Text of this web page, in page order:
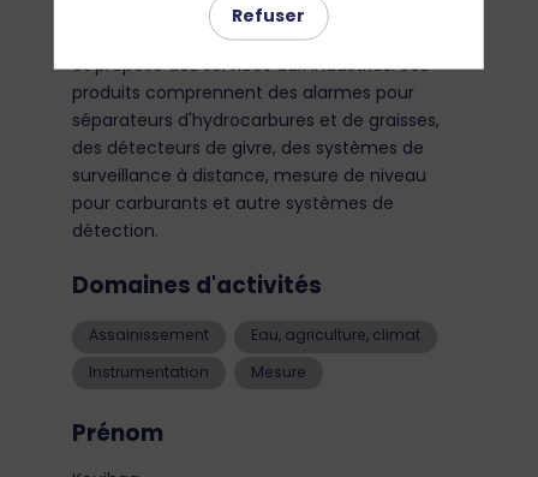
Labkotec fabrique des instruments de mesure
et propose des services aux industries. Ses
produits comprennent des alarmes pour
séparateurs d'hydrocarbures et de graisses,
des détecteurs de givre, des systèmes de
surveillance à distance, mesure de niveau
pour carburants et autre systèmes de
détection.
Domaines d'activités
Assainissement
Eau, agriculture, climat
Instrumentation
Mesure
Prénom
Refuser